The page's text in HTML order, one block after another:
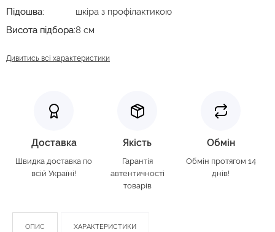
Підошва:
шкіра з профілактикою
Висота підбора:8 см
Дивитись всі характеристики
Доставка
Швидка доставка по
всій Україні!
Якість
Гарантія
автентичності
товарів
Обмін
Обмін протягом 14
днів!
ОПИС ХАРАКТЕРИСТИКИ